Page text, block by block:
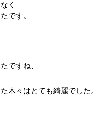
く
です。
ですね、
木々はとても綺麗でした。